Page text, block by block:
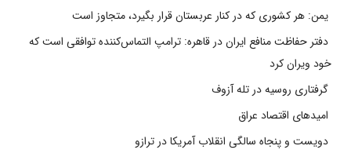
یمن: هر کشوری که در کنار عربستان قرار بگیرد، متجاوز است
دفتر حفاظت منافع ایران در قاهره: ترامپ التماس‌کننده توافقی است که
خود ویران کرد
گرفتاری روسیه در تله آزوف
امیدهای اقتصاد عراق
دویست و پنجاه سالگی انقلاب آمریکا در ترازو